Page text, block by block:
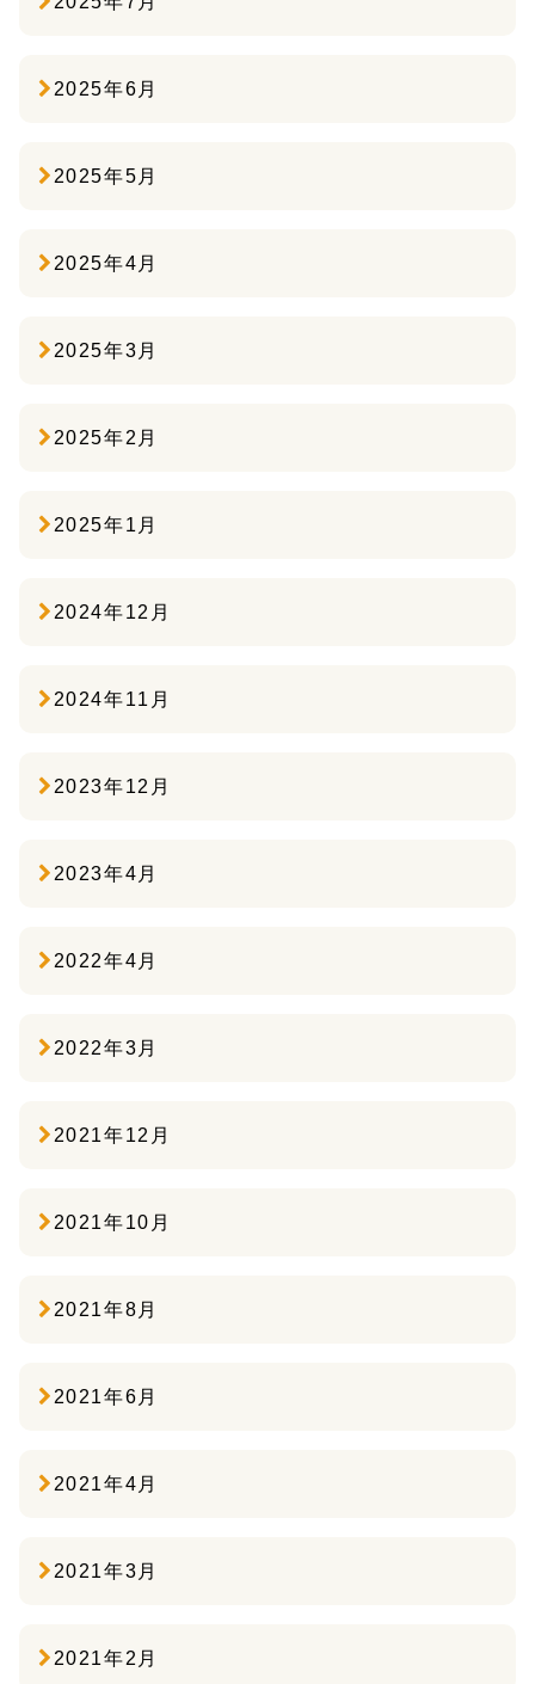
2025年6月
2025年5月
2025年4月
2025年3月
2025年2月
2025年1月
2024年12月
2024年11月
2023年12月
2023年4月
2022年4月
2022年3月
2021年12月
2021年10月
2021年8月
2021年6月
2021年4月
2021年3月
2021年2月